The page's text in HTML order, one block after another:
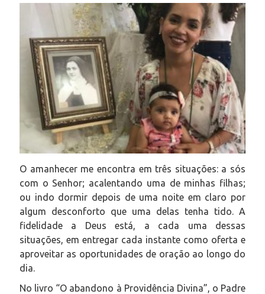
O amanhecer me encontra em três situações: a sós
com o Senhor; acalentando uma de minhas filhas;
ou indo dormir depois de uma noite em claro por
algum desconforto que uma delas tenha tido. A
fidelidade a Deus está, a cada uma dessas
situações, em entregar cada instante como oferta e
aproveitar as oportunidades de oração ao longo do
dia.
No livro “O abandono à Providência Divina”, o Padre